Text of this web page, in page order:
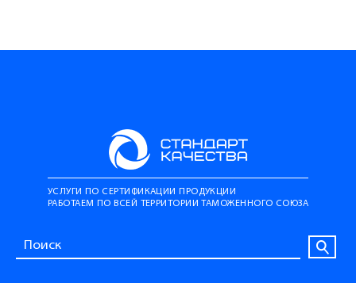
УСЛУГИ ПО СЕРТИФИКАЦИИ ПРОДУКЦИИ
РАБОТАЕМ ПО ВСЕЙ ТЕРРИТОРИИ ТАМОЖЕННОГО СОЮЗА